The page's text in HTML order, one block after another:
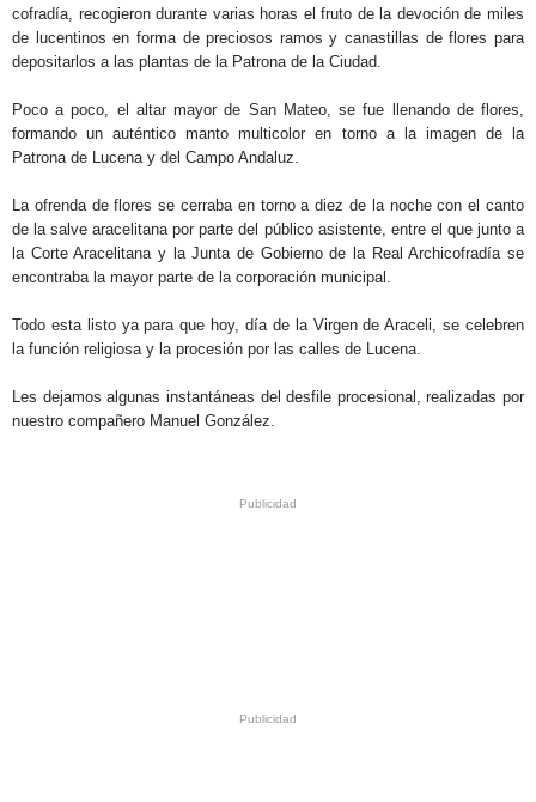
cofradía, recogieron durante varias horas el fruto de la devoción de miles
de lucentinos en forma de preciosos ramos y canastillas de flores para
depositarlos a las plantas de la Patrona de la Ciudad.
Poco a poco, el altar mayor de San Mateo, se fue llenando de flores,
formando un auténtico manto multicolor en torno a la imagen de la
Patrona de Lucena y del Campo Andaluz.
La ofrenda de flores se cerraba en torno a diez de la noche con el canto
de la salve aracelitana por parte del público asistente, entre el que junto a
la Corte Aracelitana y la Junta de Gobierno de la Real Archicofradía se
encontraba la mayor parte de la corporación municipal.
Todo esta listo ya para que hoy, día de la Virgen de Araceli, se celebren
la función religiosa y la procesión por las calles de Lucena.
Les dejamos algunas instantáneas del desfile procesional, realizadas por
nuestro compañero Manuel González.